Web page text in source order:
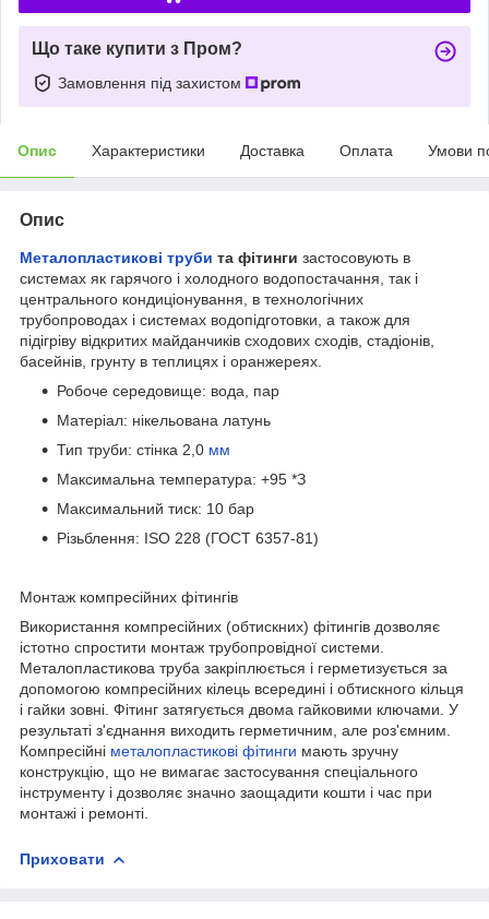
Що таке купити з Пром?
Замовлення під захистом
Опис Характеристики Доставка Оплата Умови
Опис
Металопластикові труби та фітинги застосовують в
системах як гарячого і холодного водопостачання, так і
центрального кондиціонування, в технологічних
трубопроводах і системах водопідготовки, а також для
підігріву відкритих майданчиків сходових сходів, стадіонів,
басейнів, грунту в теплицях і оранжереях.
Робоче середовище: вода, пар
Матеріал: нікельована латунь
Тип труби: стінка 2,0 мм
Максимальна температура: +95 *З
Максимальний тиск: 10 бар
Різьблення: ISO 228 (ГОСТ 6357-81)
Монтаж компресійних фітингів
Використання компресійних (обтискних) фітингів дозволяє
істотно спростити монтаж трубопровідної системи.
Металопластикова труба закріплюється і герметизується за
допомогою компресійних кілець всередині і обтискного кільця
і гайки зовні. Фітинг затягується двома гайковими ключами. У
результаті з'єднання виходить герметичним, але роз'ємним.
Компресійні металопластикові фітинги мають зручну
конструкцію, що не вимагає застосування спеціального
інструменту і дозволяє значно заощадити кошти і час при
монтажі і ремонті.
Приховати